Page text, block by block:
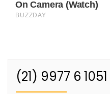
(21) 9977 6 1051